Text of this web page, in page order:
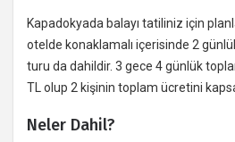
Kapadokyada balayı tatiliniz için
otelde konaklamalı içerisinde 2
turu da dahildir. 3 gece 4 günlük
TL olup 2 kişinin toplam ücretini
Neler Dahil?